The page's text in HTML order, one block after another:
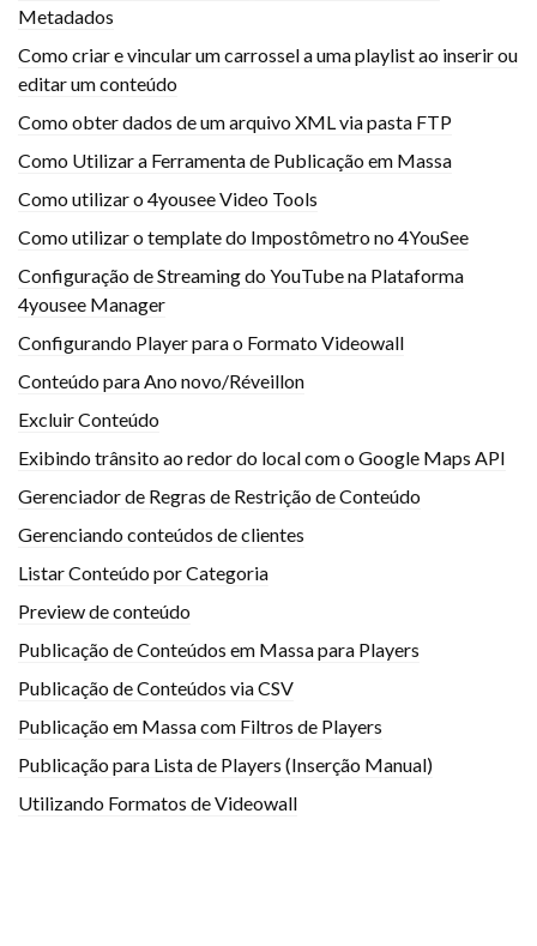
Metadados
Como criar e vincular um carrossel a uma playlist ao inserir ou
editar um conteúdo
Como obter dados de um arquivo XML via pasta FTP
Como Utilizar a Ferramenta de Publicação em Massa
Como utilizar o 4yousee Video Tools
Como utilizar o template do Impostômetro no 4YouSee
Configuração de Streaming do YouTube na Plataforma
4yousee Manager
Configurando Player para o Formato Videowall
Conteúdo para Ano novo/Réveillon
Excluir Conteúdo
Exibindo trânsito ao redor do local com o Google Maps API
Gerenciador de Regras de Restrição de Conteúdo
Gerenciando conteúdos de clientes
Listar Conteúdo por Categoria
Preview de conteúdo
Publicação de Conteúdos em Massa para Players
Publicação de Conteúdos via CSV
Publicação em Massa com Filtros de Players
Publicação para Lista de Players (Inserção Manual)
Utilizando Formatos de Videowall